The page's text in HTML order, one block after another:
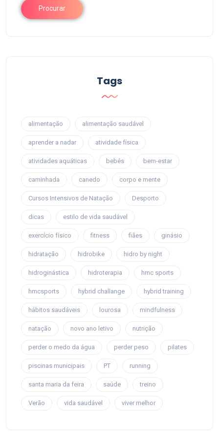
Procurar
Tags
alimentação alimentação saudável
aprender a nadar atividade física
atividades aquáticas bebés bem-estar
caminhada canedo corpo e mente
Cursos Intensivos de Natação Desporto
dicas estilo de vida saudável
exercício físico fitness fiães ginásio
hidratação hidrobike hidro by night
hidroginástica hidroterapia hmc sports
hmcsports hybrid challange hybrid training
hábitos saudáveis lourosa mindfulness
natação novo ano letivo nutrição
perder o medo da água perder peso pilates
piscinas municipais PT running
santa maria da feira saúde treino
Verão vida saudável viver melhor